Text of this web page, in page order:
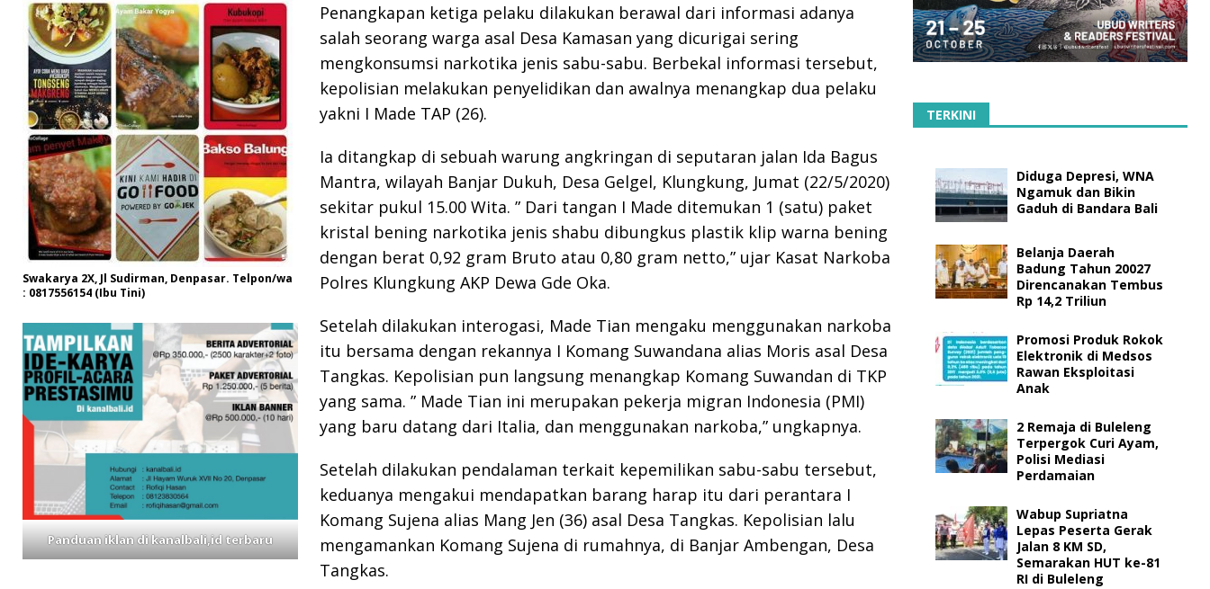
Penangkapan ketiga pelaku dilakukan berawal dari informasi adanya
salah seorang warga asal Desa Kamasan yang dicurigai sering
mengkonsumsi narkotika jenis sabu-sabu. Berbekal informasi tersebut,
kepolisian melakukan penyelidikan dan awalnya menangkap dua pelaku
yakni I Made TAP (26).
Ia ditangkap di sebuah warung angkringan di seputaran jalan Ida Bagus
Mantra, wilayah Banjar Dukuh, Desa Gelgel, Klungkung, Jumat (22/5/2020)
sekitar pukul 15.00 Wita. ” Dari tangan I Made ditemukan 1 (satu) paket
kristal bening narkotika jenis shabu dibungkus plastik klip warna bening
dengan berat 0,92 gram Bruto atau 0,80 gram netto,” ujar Kasat Narkoba
Polres Klungkung AKP Dewa Gde Oka.
Setelah dilakukan interogasi, Made Tian mengaku menggunakan narkoba
itu bersama dengan rekannya I Komang Suwandana alias Moris asal Desa
Tangkas. Kepolisian pun langsung menangkap Komang Suwandan di TKP
yang sama. ” Made Tian ini merupakan pekerja migran Indonesia (PMI)
yang baru datang dari Italia, dan menggunakan narkoba,” ungkapnya.
Setelah dilakukan pendalaman terkait kepemilikan sabu-sabu tersebut,
keduanya mengakui mendapatkan barang harap itu dari perantara I
Komang Sujena alias Mang Jen (36) asal Desa Tangkas. Kepolisian lalu
mengamankan Komang Sujena di rumahnya, di Banjar Ambengan, Desa
Tangkas.
Swakarya 2X, Jl Sudirman, Denpasar. Telpon/wa
: 0817556154 (Ibu Tini)
Panduan iklan di kanalbali,id terbaru
TERKINI
Diduga Depresi, WNA
Ngamuk dan Bikin
Gaduh di Bandara Bali
Belanja Daerah
Badung Tahun 20027
Direncanakan Tembus
Rp 14,2 Triliun
Promosi Produk Rokok
Elektronik di Medsos
Rawan Eksploitasi
Anak
2 Remaja di Buleleng
Terpergok Curi Ayam,
Polisi Mediasi
Perdamaian
Wabup Supriatna
Lepas Peserta Gerak
Jalan 8 KM SD,
Semarakan HUT ke-81
RI di Buleleng